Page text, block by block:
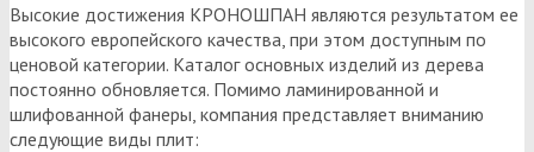
Высокие достижения КРОНОШПАН являются результатом ее
высокого европейского качества, при этом доступным по
ценовой категории. Каталог основных изделий из дерева
постоянно обновляется. Помимо ламинированной и
шлифованной фанеры, компания представляет вниманию
следующие виды плит: